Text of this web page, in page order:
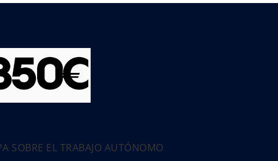
SOBRE EL TRABAJO AUTÓNOMO